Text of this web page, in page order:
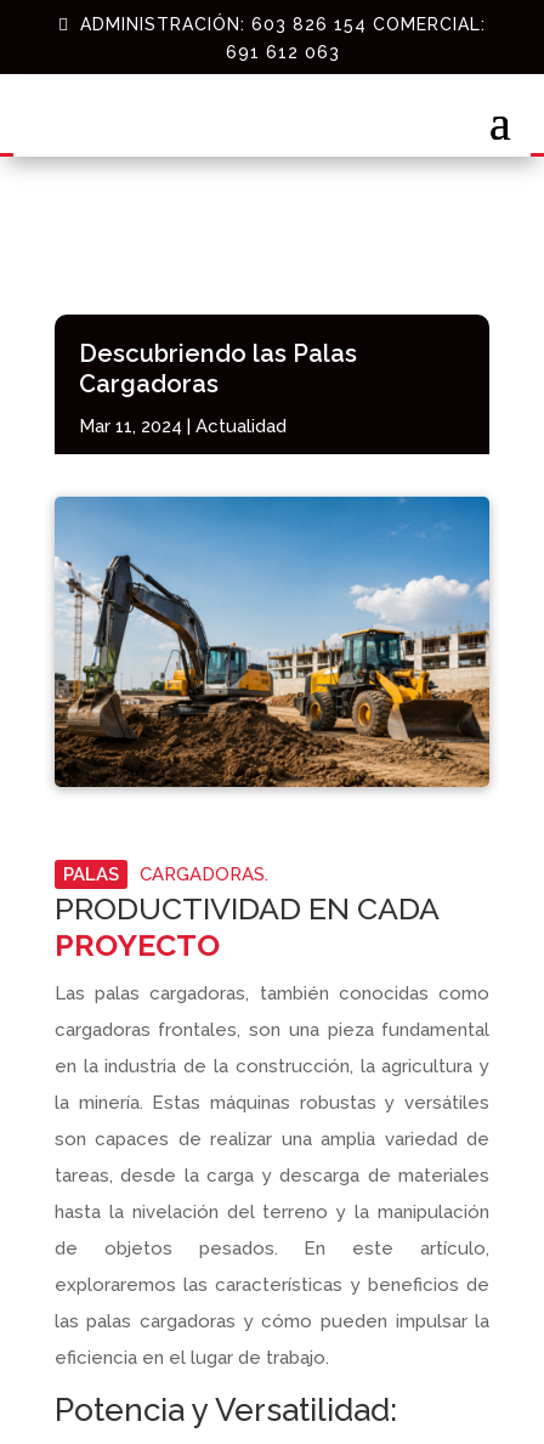
ADMINISTRACIÓN: 603 826 154 COMERCIAL:
691 612 063
Descubriendo las Palas
Cargadoras
Mar 11, 2024 | Actualidad
PALAS CARGADORAS.
PRODUCTIVIDAD EN CADA
PROYECTO
Las palas cargadoras, también conocidas como
cargadoras frontales, son una pieza fundamental
en la industria de la construcción, la agricultura y
la minería. Estas máquinas robustas y versátiles
son capaces de realizar una amplia variedad de
tareas, desde la carga y descarga de materiales
hasta la nivelación del terreno y la manipulación
de objetos pesados. En este artículo,
exploraremos las características y beneficios de
las palas cargadoras y cómo pueden impulsar la
eficiencia en el lugar de trabajo.
Potencia y Versatilidad: